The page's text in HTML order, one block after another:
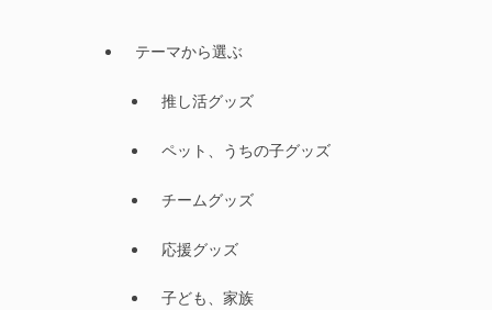
テーマから選ぶ
推し活グッズ
ペット、うちの子グッズ
チームグッズ
応援グッズ
子ども、家族